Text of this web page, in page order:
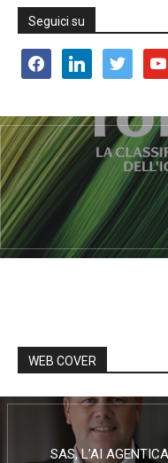
Seguici su
facebooklinkedin twitter
WEB COVER
SAS, L’AI